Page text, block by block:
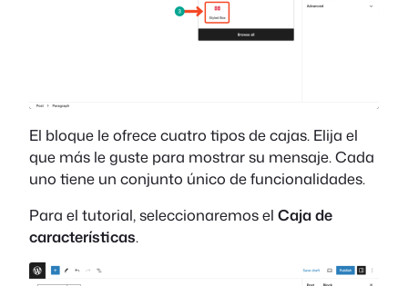
El bloque le ofrece cuatro tipos de cajas. Elija el
que más le guste para mostrar su mensaje. Cada
uno tiene un conjunto único de funcionalidades.
Para el tutorial, seleccionaremos el Caja de
características.